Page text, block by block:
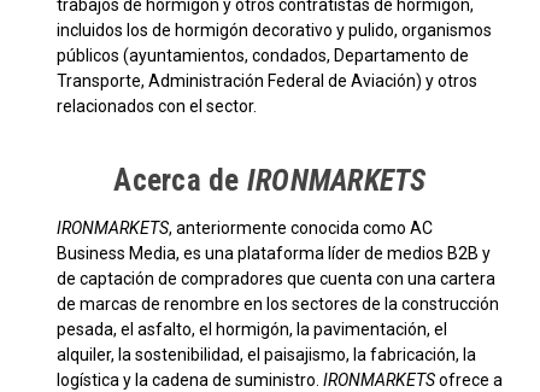
trabajos de hormigón y otros contratistas de hormigón,
incluidos los de hormigón decorativo y pulido, organismos
públicos (ayuntamientos, condados, Departamento de
Transporte, Administración Federal de Aviación) y otros
relacionados con el sector.
Acerca de IRONMARKETS
IRONMARKETS, anteriormente conocida como AC
Business Media, es una plataforma líder de medios B2B y
de captación de compradores que cuenta con una cartera
de marcas de renombre en los sectores de la construcción
pesada, el asfalto, el hormigón, la pavimentación, el
alquiler, la sostenibilidad, el paisajismo, la fabricación, la
logística y la cadena de suministro. IRONMARKETSofrece a